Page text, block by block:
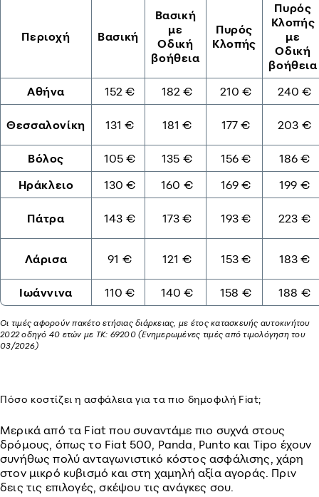
Περιοχή Βασική
Βασική
με
Οδική
βοήθεια
Πυρός
Κλοπής
Πυρός
Κλοπής
με
Οδική
βοήθεια
Αθήνα
152 € 182 € 210 € 240 €
Θεσσαλονίκη 131 € 181 € 177 € 203 €
Βόλος 105 € 135 € 156 €
186 €
Ηράκλειο
130 € 160 € 169 € 199 €
Πάτρα 143 € 173 € 193 € 223 €
Λάρισα 91 € 121 € 153 € 183 €
Ιωάννινα 110 € 140 € 158 € 188 €
Οι τιμές αφορούν πακέτο ετήσιας διάρκειας, με έτος κατασκευής αυτοκινήτου
2022 οδηγό 40 ετών με ΤΚ: 69200 (Ενημερωμένες τιμές από τιμολόγηση του
03/2026)
Πόσο κοστίζει η ασφάλεια για τα πιο δημοφιλή Fiat;
Μερικά από τα Fiat που συναντάμε πιο συχνά στους
δρόμους, όπως το Fiat 500, Panda, Punto και Tipo έχουν
συνήθως πολύ ανταγωνιστικό κόστος ασφάλισης, χάρη
στον μικρό κυβισμό και στη χαμηλή αξία αγοράς. Πριν
δεις τις επιλογές, σκέψου τις ανάγκες σου.